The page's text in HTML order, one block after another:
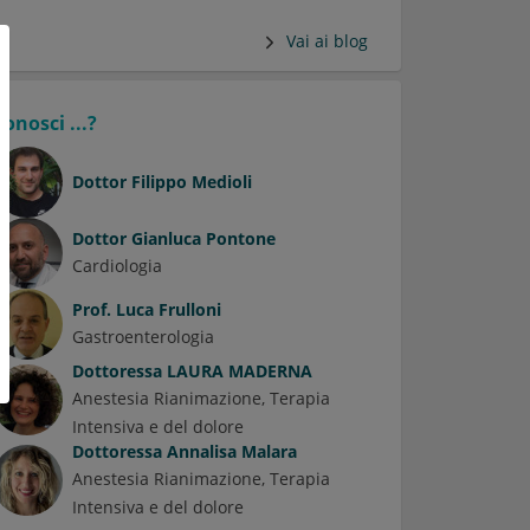
Vai ai blog
Conosci ...?
Dottor Filippo Medioli
Dottor Gianluca Pontone
Cardiologia
Prof. Luca Frulloni
Gastroenterologia
Dottoressa LAURA MADERNA
Anestesia Rianimazione, Terapia
Intensiva e del dolore
Dottoressa Annalisa Malara
Anestesia Rianimazione, Terapia
Intensiva e del dolore